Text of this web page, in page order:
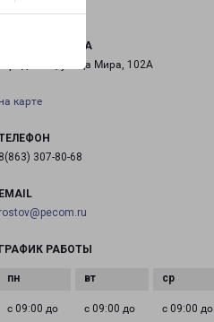
МИРА 102А
Азов, улица Мира, 102А
карте
307-80-68
РАБОТЫ
с 09:00 до
с 09:00 до
с 09:00 до